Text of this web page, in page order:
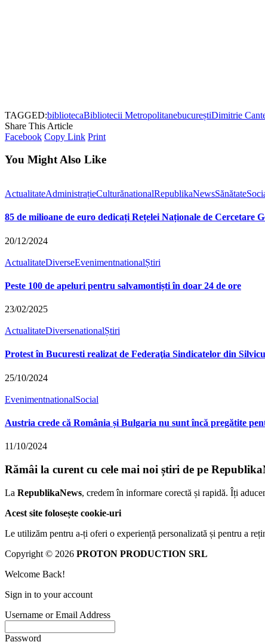
TAGGED:bibliotecaBibliotecii MetropolitanebucureștiDimitrie
Share This Article
Facebook Copy Link Print
You Might Also Like
ActualitateAdministrațieCulturănationalRepublikaNewsSănătate
85 de milioane de euro dedicați Rețelei Naționale de Cercetare
20/12/2024
ActualitateDiverseEvenimentnationalȘtiri
Peste 100 de apeluri pentru salvamontiști în doar 24 de ore
23/02/2025
ActualitateDiversenationalȘtiri
Protest în Bucuresti realizat de Federaţia Sindicatelor din
25/10/2024
EvenimentnationalSocial
Austria crede că România și Bulgaria nu sunt încă pregătite
11/10/2024
Rămâi la curent cu cele mai noi știri de pe
La RepublikaNews, credem în informare corectă și rapidă. Îți
Acest site folosește cookie-uri
Le utilizăm pentru a-ți oferi o experiență personalizată și pentru a
Copyright © 2026 PROTON PRODUCTION SRL
Welcome Back!
Sign in to your account
Username or Email Address
Password